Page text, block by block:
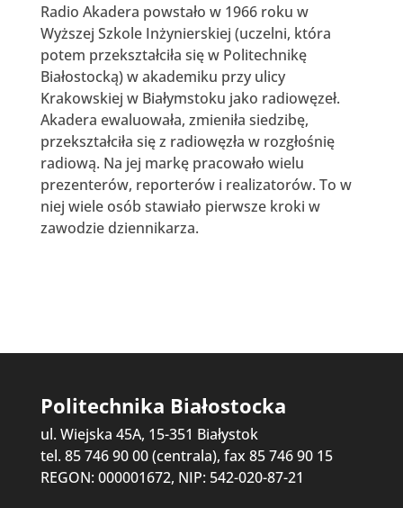
Radio Akadera powstało w 1966 roku w
Wyższej Szkole Inżynierskiej (uczelni, która
potem przekształciła się w Politechnikę
Białostocką) w akademiku przy ulicy
Krakowskiej w Białymstoku jako radiowęzeł.
Akadera ewaluowała, zmieniła siedzibę,
przekształciła się z radiowęzła w rozgłośnię
radiową. Na jej markę pracowało wielu
prezenterów, reporterów i realizatorów. To w
niej wiele osób stawiało pierwsze kroki w
zawodzie dziennikarza.
Politechnika Białostocka
ul. Wiejska 45A, 15-351 Białystok
tel. 85 746 90 00 (centrala), fax 85 746 90 15
REGON: 000001672, NIP: 542-020-87-21